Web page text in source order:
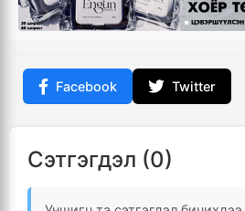
Facebook Twitter
Сэтгэгдэл (0)